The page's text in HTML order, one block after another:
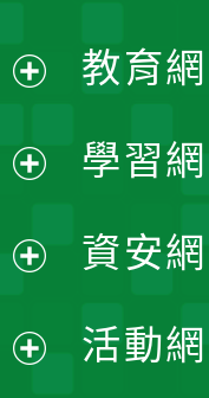
選
單
開
選
單
開
選
單
開
選
開
教育
學習
資安
活動